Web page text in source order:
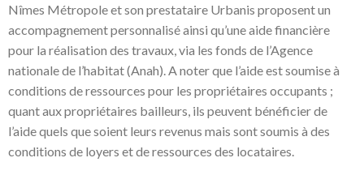
Nîmes Métropole et son prestataire Urbanis proposent un
accompagnement personnalisé ainsi qu’une aide financière
pour la réalisation des travaux, via les fonds de l’Agence
nationale de l’habitat (Anah). A noter que l’aide est soumise à
conditions de ressources pour les propriétaires occupants ;
quant aux propriétaires bailleurs, ils peuvent bénéficier de
l’aide quels que soient leurs revenus mais sont soumis à des
conditions de loyers et de ressources des locataires.